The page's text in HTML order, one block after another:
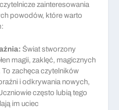
zainteresowania
powodów, które warto
Świat stworzony
magii, zaklęć, magicznych
To zachęca czytelników
i odkrywania nowych,
często lubią tego
im uciec